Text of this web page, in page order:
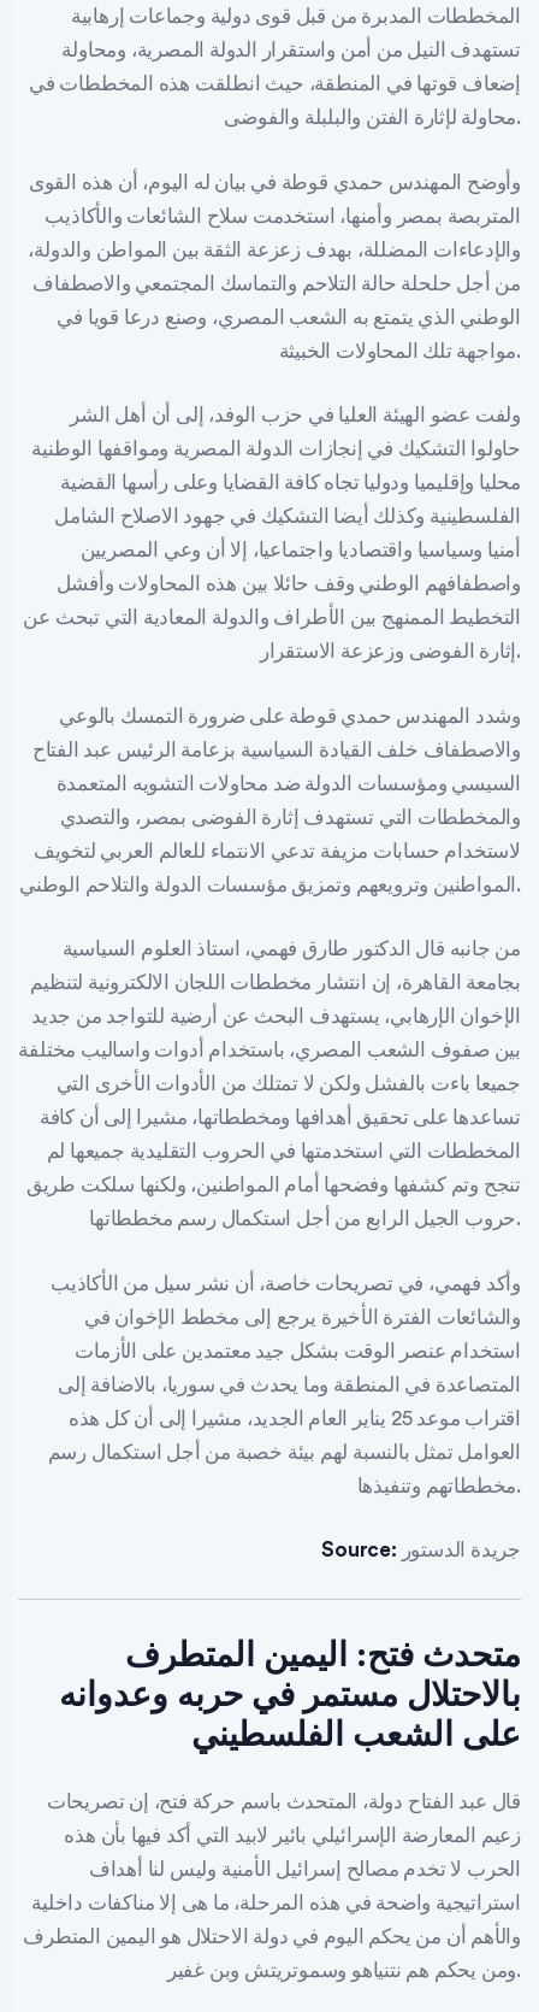
المخططات المدبرة من قبل قوى دولية وجماعات إرهابية
تستهدف النيل من أمن واستقرار الدولة المصرية، ومحاولة
إضعاف قوتها في المنطقة، حيث انطلقت هذه المخططات في
محاولة لإثارة الفتن والبلبلة والفوضى.
وأوضح المهندس حمدي قوطة في بيان له اليوم، أن هذه القوى
المتربصة بمصر وأمنها، استخدمت سلاح الشائعات والأكاذيب
والإدعاءات المضللة، بهدف زعزعة الثقة بين المواطن والدولة،
من أجل حلحلة حالة التلاحم والتماسك المجتمعي والاصطفاف
الوطني الذي يتمتع به الشعب المصري، وصنع درعا قويا في
مواجهة تلك المحاولات الخبيثة.
ولفت عضو الهيئة العليا في حزب الوفد، إلى أن أهل الشر
حاولوا التشكيك في إنجازات الدولة المصرية ومواقفها الوطنية
محليا وإقليميا ودوليا تجاه كافة القضايا وعلى رأسها القضية
الفلسطينية وكذلك أيضا التشكيك في جهود الاصلاح الشامل
أمنيا وسياسيا واقتصاديا واجتماعيا، إلا أن وعي المصريين
واصطفافهم الوطني وقف حائلا بين هذه المحاولات وأفشل
التخطيط الممنهج بين الأطراف والدولة المعادية التي تبحث عن
إثارة الفوضى وزعزعة الاستقرار.
وشدد المهندس حمدي قوطة على ضرورة التمسك بالوعي
والاصطفاف خلف القيادة السياسية بزعامة الرئيس عبد الفتاح
السيسي ومؤسسات الدولة ضد محاولات التشويه المتعمدة
والمخططات التي تستهدف إثارة الفوضى بمصر، والتصدي
لاستخدام حسابات مزيفة تدعي الانتماء للعالم العربي لتخويف
المواطنين وترويعهم وتمزيق مؤسسات الدولة والتلاحم الوطني.
من جانبه قال الدكتور طارق فهمي، استاذ العلوم السياسية
بجامعة القاهرة، إن انتشار مخططات اللجان الالكترونية لتنظيم
الإخوان الإرهابي، يستهدف البحث عن أرضية للتواجد من جديد
بين صفوف الشعب المصري، باستخدام أدوات واساليب مختلفة
جميعا باءت بالفشل ولكن لا تمتلك من الأدوات الأخرى التي
تساعدها على تحقيق أهدافها ومخططاتها، مشيرا إلى أن كافة
المخططات التي استخدمتها في الحروب التقليدية جميعها لم
تنجح وتم كشفها وفضحها أمام المواطنين، ولكنها سلكت طريق
حروب الجيل الرابع من أجل استكمال رسم مخططاتها.
وأكد فهمي، في تصريحات خاصة، أن نشر سيل من الأكاذيب
والشائعات الفترة الأخيرة يرجع إلى مخطط الإخوان في
استخدام عنصر الوقت بشكل جيد معتمدين على الأزمات
المتصاعدة في المنطقة وما يحدث في سوريا، بالاضافة إلى
اقتراب موعد 25 يناير العام الجديد، مشيرا إلى أن كل هذه
العوامل تمثل بالنسبة لهم بيئة خصبة من أجل استكمال رسم
مخططاتهم وتنفيذها.
Source: جريدة الدستور
متحدث فتح: اليمين المتطرف
بالاحتلال مستمر في حربه وعدوانه
على الشعب الفلسطيني
قال عبد الفتاح دولة، المتحدث باسم حركة فتح، إن تصريحات
زعيم المعارضة الإسرائيلي بائير لابيد التي أكد فيها بأن هذه
الحرب لا تخدم مصالح إسرائيل الأمنية وليس لنا أهداف
استراتيجية واضحة في هذه المرحلة، ما هى إلا مناكفات داخلية
والأهم أن من يحكم اليوم في دولة الاحتلال هو اليمين المتطرف
ومن يحكم هم نتنياهو وسموتريتش وبن غفير.